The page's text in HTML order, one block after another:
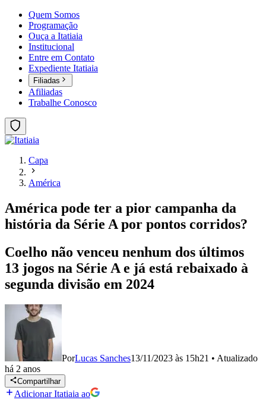
Quem Somos
Programação
Ouça a Itatiaia
Institucional
Entre em Contato
Expediente Itatiaia
Filiadas
Afiliadas
Trabalhe Conosco
Capa
América
América pode ter a pior campanha da
história da Série A por pontos corridos?
Coelho não venceu nenhum dos últimos
13 jogos na Série A e já está rebaixado à
segunda divisão em 2024
PorLucas Sanches13/11/2023 às 15h21 • Atualizado
há 2 anos
Compartilhar
Adicionar Itatiaia ao